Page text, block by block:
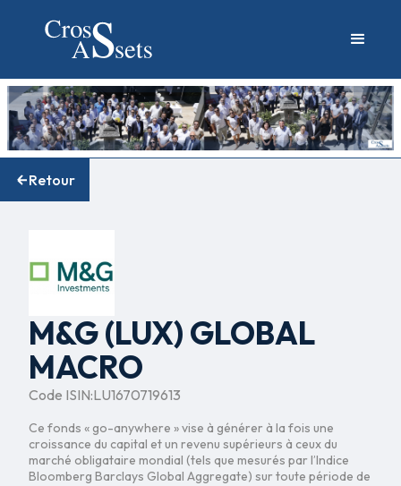
Retour
M&G (LUX) GLOBAL
MACRO
Code ISIN:LU1670719613
Ce fonds « go-anywhere » vise à générer à la fois une
croissance du capital et un revenu supérieurs à ceux du
marché obligataire mondial (tels que mesurés par l’Indice
Bloomberg Barclays Global Aggregate) sur toute période de